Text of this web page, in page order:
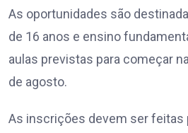
As oportunidades são
de 16 anos e ensino
aulas previstas para começar
de agosto.
As inscrições devem ser feitas